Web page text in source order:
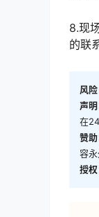
8.现
的联
风险
声明
在
赞助
容永
授权